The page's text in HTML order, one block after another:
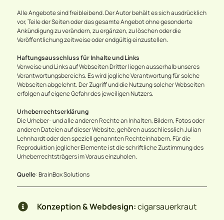
Alle Angebote sind freibleibend. Der Autor behält es sich ausdrücklich
vor, Teile der Seiten oder das gesamte Angebot ohne gesonderte
Ankündigung zu verändern, zu ergänzen, zu löschen oder die
Veröffentlichung zeitweise oder endgültig einzustellen.
Haftungsausschluss für Inhalte und Links
Verweise und Links auf Webseiten Dritter liegen ausserhalb unseres
Verantwortungsbereichs. Es wird jegliche Verantwortung für solche
Webseiten abgelehnt. Der Zugriff und die Nutzung solcher Webseiten
erfolgen auf eigene Gefahr des jeweiligen Nutzers.
Urheberrechtserklärung
Die Urheber- und alle anderen Rechte an Inhalten, Bildern, Fotos oder
anderen Dateien auf dieser Website, gehören ausschliesslich Julian
Lehnhardt oder den speziell genannten Rechteinhabern. Für die
Reproduktion jeglicher Elemente ist die schriftliche Zustimmung des
Urheberrechtsträgers im Voraus einzuholen.
Quelle:BrainBox Solutions
Konzeption & Webdesign:cigarsauerkraut